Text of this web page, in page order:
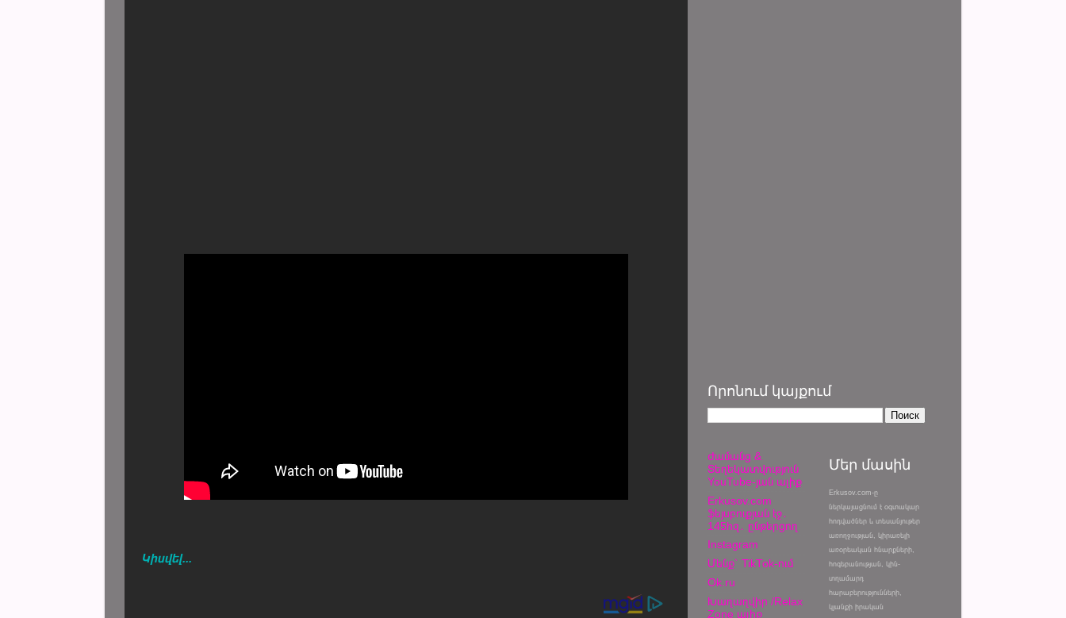
Կիսվել...
Որոնում կայքում
Ժամանց &
Տեղեկատվություն
YouTube-յան ալիք
Erkusov.com
ֆեյսբուքյան էջ․
145հզ․ ընթերցող
Instagram
Մենք՝ TikTok-ում
Ok.ru
Խաղաղվիր /Relax
Zone ալիք
Մեր մասին
Erkusov.com-ը
ներկայացնում է օգտակար
հոդվածներ և տեսանյութեր
առողջության, կիրառելի
առօրեական հնարքների,
հոգեբանության, կին-
տղամարդ
հարաբերությունների,
կյանքի իրական